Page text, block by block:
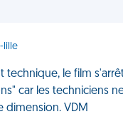
lille
technique, le film
car les techniciens
dimension. VDM